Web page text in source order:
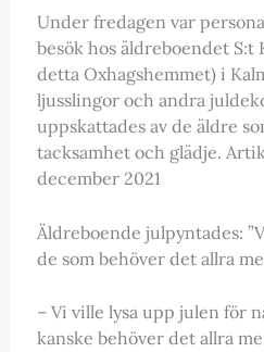
Under fredagen var
besök hos äldreboendet S:t
detta Oxhagshemmet) i
ljusslingor och andra
uppskattades av de äldre
tacksamhet och glädje.
december 2021
Äldreboende julpyntades:
de som behöver det allra
– Vi ville lysa upp julen för
kanske behöver det allra